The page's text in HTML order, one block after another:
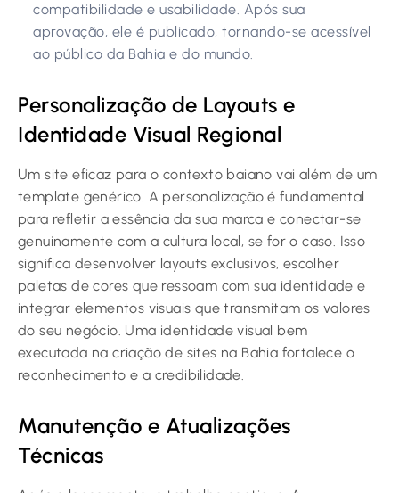
compatibilidade e usabilidade. Após sua
aprovação, ele é publicado, tornando-se acessível
ao público da Bahia e do mundo.
Personalização de Layouts e
Identidade Visual Regional
Um site eficaz para o contexto baiano vai além de um
template genérico. A personalização é fundamental
para refletir a essência da sua marca e conectar-se
genuinamente com a cultura local, se for o caso. Isso
significa desenvolver layouts exclusivos, escolher
paletas de cores que ressoam com sua identidade e
integrar elementos visuais que transmitam os valores
do seu negócio. Uma identidade visual bem
executada na criação de sites na Bahia fortalece o
reconhecimento e a credibilidade.
Manutenção e Atualizações
Técnicas